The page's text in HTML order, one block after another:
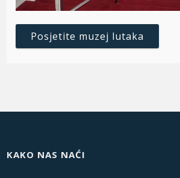
Posjetite muzej lutaka
KAKO NAS NAĆI